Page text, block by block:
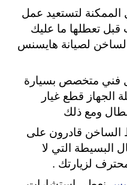
الممكنة لتستعيد عمل
تعطلها ما عليك
لصيانة هايسنس
فني متخصص بسيارة
الجهاز قطع غيار
ومع ذلك
قادرون على
البسيطة التي لا
لزيارتك .